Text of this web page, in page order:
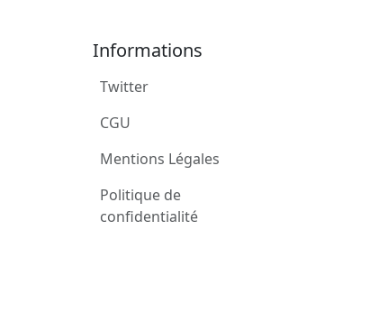
Informations
Twitter
CGU
Mentions Légales
Politique de
confidentialité